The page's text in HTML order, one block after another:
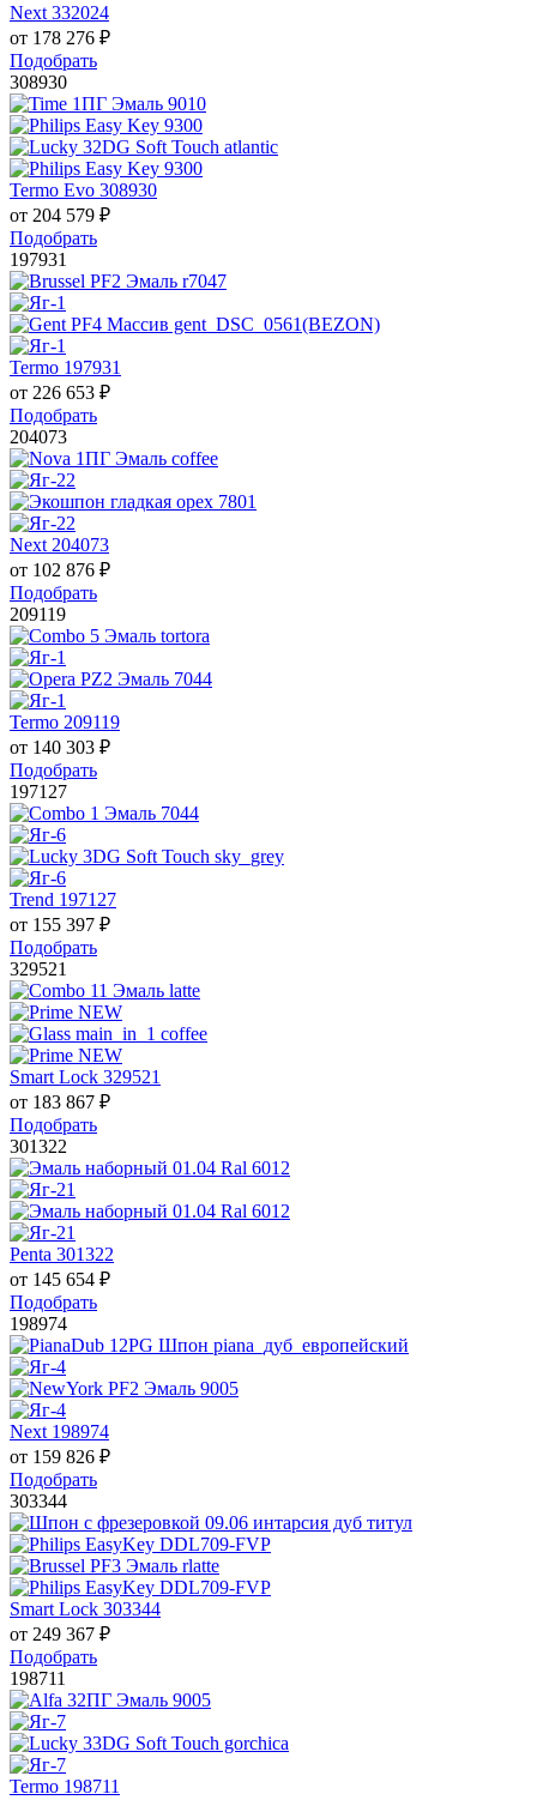
Next 332024
от 178 276 ₽
Подобрать
308930
Termo Evo 308930
от 204 579 ₽
Подобрать
197931
Termo 197931
от 226 653 ₽
Подобрать
204073
Next 204073
от 102 876 ₽
Подобрать
209119
Termo 209119
от 140 303 ₽
Подобрать
197127
Trend 197127
от 155 397 ₽
Подобрать
329521
Smart Lock 329521
от 183 867 ₽
Подобрать
301322
Penta 301322
от 145 654 ₽
Подобрать
198974
Next 198974
от 159 826 ₽
Подобрать
303344
Smart Lock 303344
от 249 367 ₽
Подобрать
198711
Termo 198711